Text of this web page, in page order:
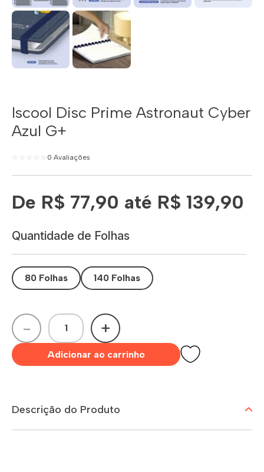
Iscool Disc Prime Astronaut Cyber
Azul G+
0 Avaliações
De R$ 77,90 até R$ 139,90
Quantidade de Folhas
80 Folhas 140 Folhas
- +
Adicionar ao carrinho
Descrição do Produto